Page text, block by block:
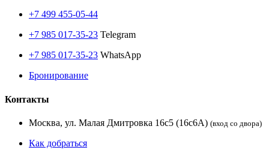
+7 499 455-05-44
+7 985 017-35-23 Telegram
+7 985 017-35-23 WhatsApp
Бронирование
Контакты
Москва, ул. Малая Дмитровка 16с5 (16с6А) (вход со двора)
Как добраться